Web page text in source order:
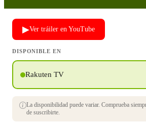
▶Ver tráiler en YouTube
DISPONIBLE EN
Rakuten TV
La disponibilidad puede variar. Comprueba
de suscribirte.